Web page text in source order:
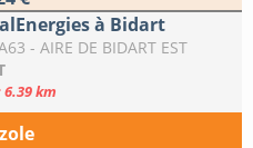
à Bidart
- AIRE DE BIDART EST
km